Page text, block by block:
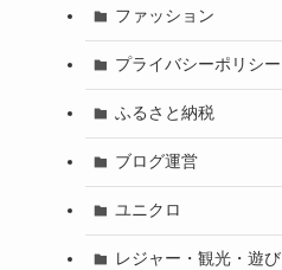
ファッション
プライバシーポリシー
ふるさと納税
ブログ運営
ユニクロ
レジャー・観光・遊び